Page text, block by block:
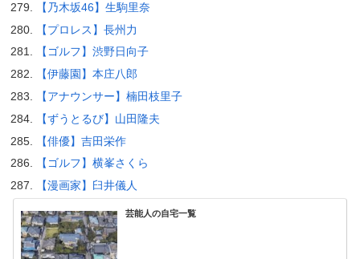
【乃木坂46】生駒里奈
【プロレス】長州力
【ゴルフ】渋野日向子
【伊藤園】本庄八郎
【アナウンサー】楠田枝里子
【ずうとるび】山田隆夫
【俳優】吉田栄作
【ゴルフ】横峯さくら
【漫画家】臼井儀人
芸能人の自宅一覧